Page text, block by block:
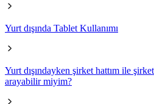
Yurt dışında Tablet Kullanımı
Yurt dışındayken şirket hattım ile
arayabilir miyim?